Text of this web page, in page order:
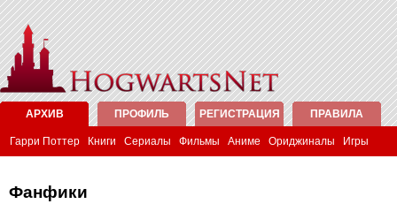
АРХИВ ПРОФИЛЬ РЕГИСТРАЦИЯ ПРАВИЛА
Гарри Поттер Книги Сериалы Фильмы Аниме Ориджиналы Игры
Фанфики